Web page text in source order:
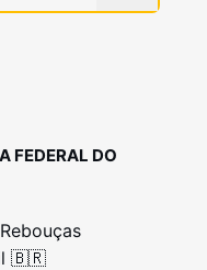
FEDERAL DO
🇧🇷